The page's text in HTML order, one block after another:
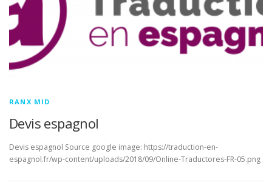
RANX MID
Devis espagnol
Devis espagnol Source google image: https://traduction-en-
espagnol.fr/wp-content/uploads/2018/09/Online-Traductores-FR-05.png